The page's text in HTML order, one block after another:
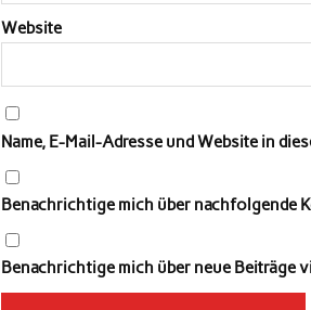
Website
Name, E-Mail-Adresse und Website in
Benachrichtige mich über nachfolgende
Benachrichtige mich über neue Beiträge